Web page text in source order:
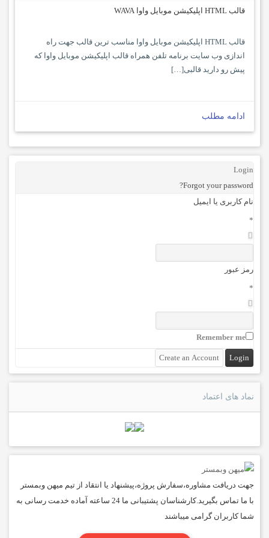
قالب HTML اپلیکیشن موبایل واوا WAVA
قالب HTML اپلیکیشن موبایل واوا مناسب ترین قالب جهت راه
اندازی وب سایت برنامه تلفن همراه قالب اپلیکیشن موبایل واوا که
پیش رو دارید قالبی[…]
ادامه مطلب
Login
Forgot your password?
نام کاربری یا ایمیل
*
رمز عبور
*
Remember me
نماد های اعتماد
جهت دریافت مشاوره،سفارش پروژه،پیشنهاد یا انتقاد از تیم میهن وبمستر
با ما تماس بگیرید.کارشناسان پشتیبانی ما 24 ساعته آماده خدمت رسانی به
شما کاربران گرامی میباشند